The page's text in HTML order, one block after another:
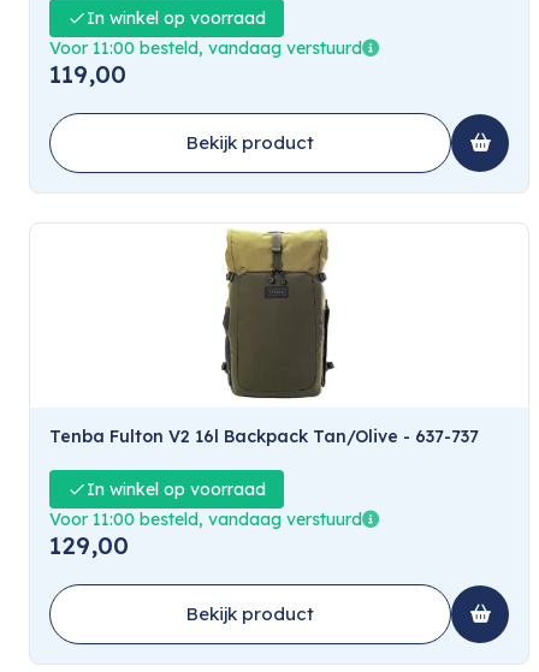
In winkel op voorraad
Voor 11:00 besteld, vandaag verstuurd
119,00
Bekijk product
Tenba Fulton V2 16l Backpack Tan/Olive - 637-737
In winkel op voorraad
Voor 11:00 besteld, vandaag verstuurd
129,00
Bekijk product